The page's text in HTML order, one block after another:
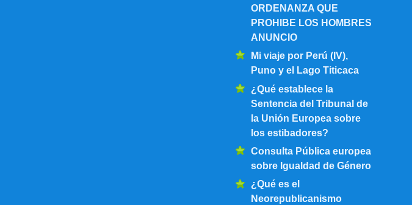
ORDENANZA QUE
PROHIBE LOS HOMBRES
ANUNCIO
Mi viaje por Perú (IV),
Puno y el Lago Titicaca
¿Qué establece la
Sentencia del Tribunal de
la Unión Europea sobre
los estibadores?
Consulta Pública europea
sobre Igualdad de Género
¿Qué es el
Neorepublicanismo